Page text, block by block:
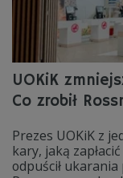
UOKiK
Co zrobił
Prezes UOKiK z
kary, jaką
odpuścił